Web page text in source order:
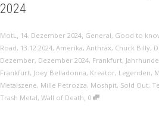
2024
MotL , 14. Dezember 2024, General, Good to
Road, 13.12.2024, Amerika, Anthrax, Chuck Billy,
Dezember, Dezember 2024, Frankfurt,
Frankfurt, Joey Belladonna, Kreator, Legenden,
Metalszene, Mille Petrozza, Moshpit, Sold Out,
Trash Metal, Wall of Death, 0